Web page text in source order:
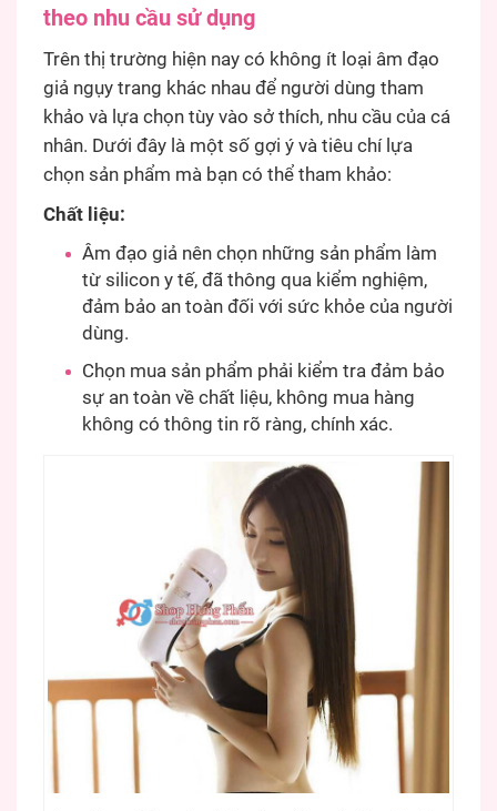
theo nhu cầu sử dụng
Trên thị trường hiện nay có không ít loại âm đạo
giả ngụy trang khác nhau để người dùng tham
khảo và lựa chọn tùy vào sở thích, nhu cầu của cá
nhân. Dưới đây là một số gợi ý và tiêu chí lựa
chọn sản phẩm mà bạn có thể tham khảo:
Chất liệu:
Âm đạo giả nên chọn những sản phẩm làm
từ silicon y tế, đã thông qua kiểm nghiệm,
đảm bảo an toàn đối với sức khỏe của người
dùng.
Chọn mua sản phẩm phải kiểm tra đảm bảo
sự an toàn về chất liệu, không mua hàng
không có thông tin rõ ràng, chính xác.